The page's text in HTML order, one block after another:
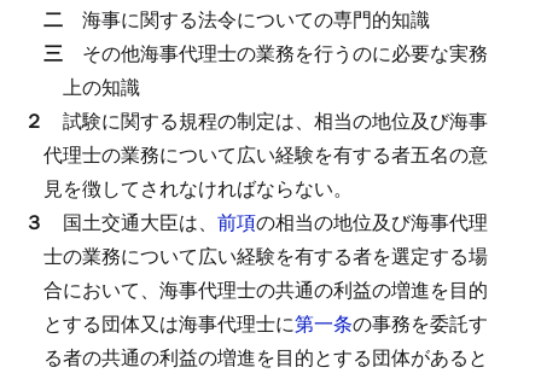
二 海事に関する法令についての専門的知識
三 その他海事代理士の業務を行うのに必要な実務
上の知識
２ 試験に関する規程の制定は、相当の地位及び海事
代理士の業務について広い経験を有する者五名の意
見を徴してされなければならない。
３ 国土交通大臣は、 前項の相当の地位及び海事代理
士の業務について広い経験を有する者を選定する場
合において、海事代理士の共通の利益の増進を目的
とする団体又は海事代理士に第一条の事務を委託す
る者の共通の利益の増進を目的とする団体があると